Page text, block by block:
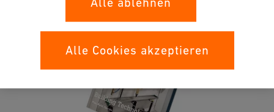
Gebäudetechnik
Alle Cookies akzeptieren